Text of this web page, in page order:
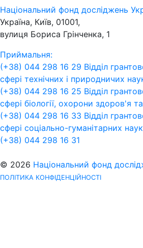
Національний фонд досліджень
Україна, Київ, 01001,
вулиця Бориса Грінченка, 1
Приймальня:
(+38) 044 298 16 29 Відділ
сфері технічних і природничих
(+38) 044 298 16 25 Відділ
сфері біології, охорони здоров'я
(+38) 044 298 16 33 Відділ
сфері соціально-гуманітарних
(+38) 044 298 16 31
© 2026 Національний фонд
ПОЛІТИКА КОНФІДЕНЦІЙНОСТІ